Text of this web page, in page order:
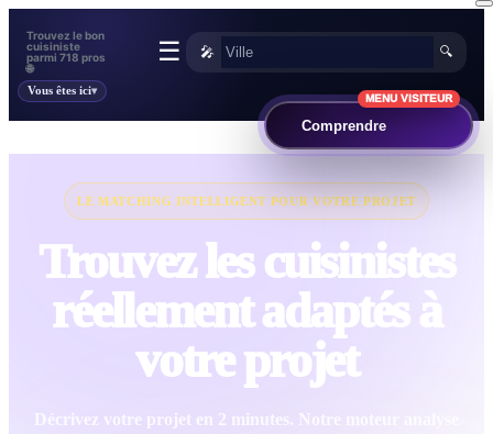
Trouvez le bon
cuisiniste
parmi 718 pros
🌐
🎤 🔍
☰
Vous êtes ici
LE MATCHING INTELLIGENT POUR VOTRE PROJET
Trouvez les cuisinistes
réellement adaptés à
votre projet
Décrivez votre projet en 2 minutes. Notre moteur analyse
MENU VISITEUR
Comprendre